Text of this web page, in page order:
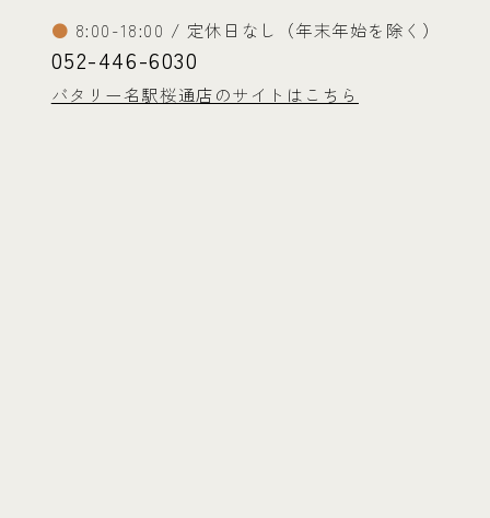
8:00-18:00 / 定休日なし（年末年始を除く）
052-446-6030
バタリー名駅桜通店のサイトはこちら